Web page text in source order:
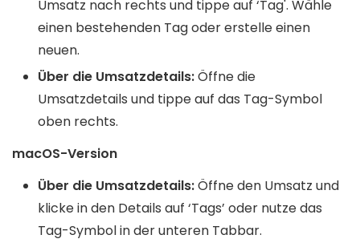
Umsatz nach rechts und tippe auf ‘Tag'. Wähle
einen bestehenden Tag oder erstelle einen
neuen.
Über die Umsatzdetails:Öffne die
Umsatzdetails und tippe auf das Tag-Symbol
oben rechts.
macOS-Version
Über die Umsatzdetails:Öffne den Umsatz und
klicke in den Details auf ‘Tags’ oder nutze das
Tag-Symbol in der unteren Tabbar.